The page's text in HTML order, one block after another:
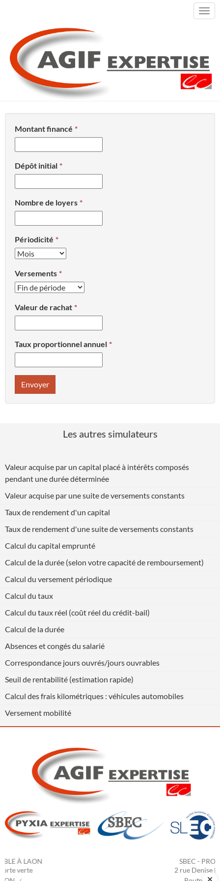
ACCUEIL
SIMULATEURS
CALCUL DES LOYERS (CONSTANTS)
Calcul des loyers (constants)
Montant financé
Dépôt initial
Nombre de loyers
Périodicité
Versements
Valeur de rachat
Taux proportionnel annuel
Envoyer
Les autres simulateurs
Valeur acquise par un capital placé à intérêts composés
pendant une durée déterminée
Valeur acquise par une suite de versements constants
Taux de rendement d'un capital
Taux de rendement d'une suite de versements constants
Calcul du capital emprunté
Calcul de la durée (selon votre capacité de remboursement)
Calcul du versement périodique
Calcul du taux
Calcul du taux réel (coût réel du crédit-bail)
Calcul de la durée
Absences et congés du salarié
Correspondance jours ouvrés/jours ouvrables
Seuil de rentabilité (estimation rapide)
Calcul des frais kilométriques : véhicules automobiles
Versement mobilité
Previous Next